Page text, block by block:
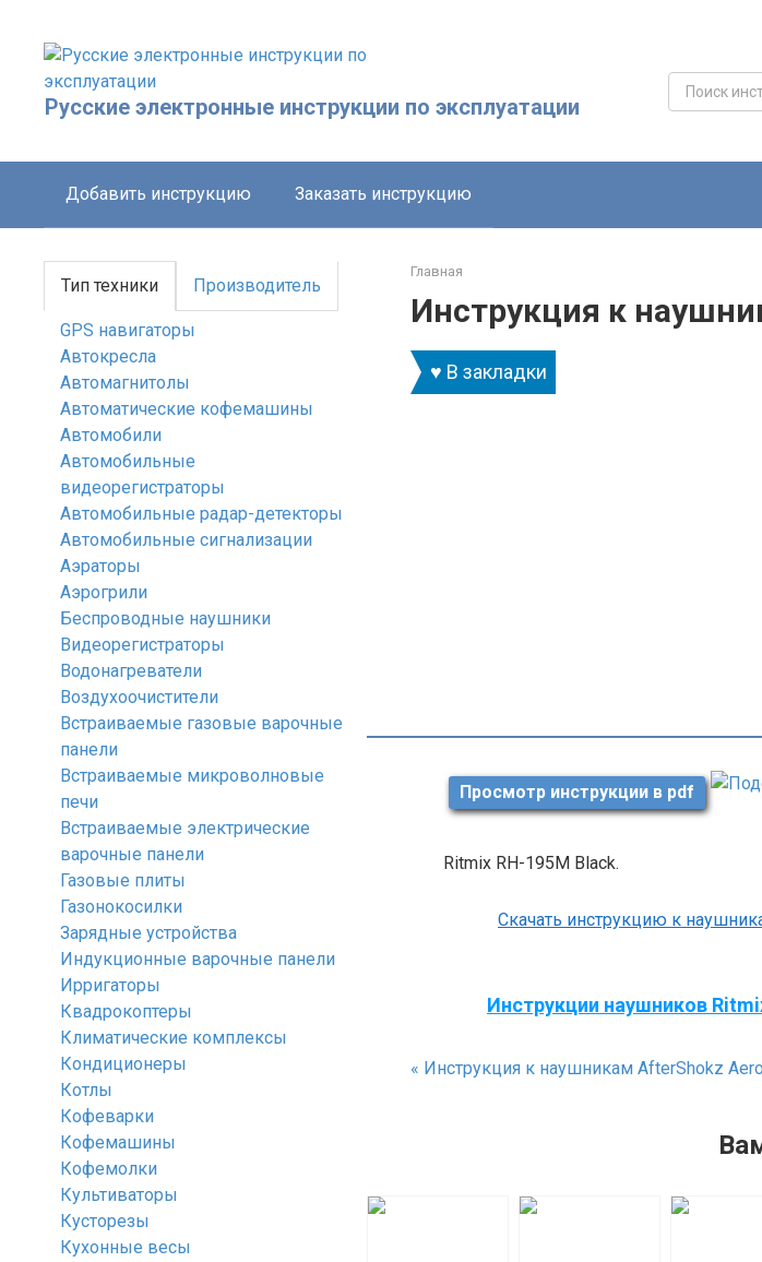
контенту
Русские электронные инструкции по эксплуатации
Поиск:
Добавить инструкцию Заказать инструкцию
Главная
Инструкция к
♥ В закладки
Просмотр инструкции в pdf
Ritmix RH-195M Black.
Скачать инструкцию к
Инструкции наушников
« Инструкция к наушникам AfterShokz
Тип техники Производитель
GPS навигаторы
Автокресла
Автомагнитолы
Автоматические кофемашины
Автомобили
Автомобильные
видеорегистраторы
Автомобильные радар-детекторы
Автомобильные сигнализации
Аэраторы
Аэрогрили
Беспроводные наушники
Видеорегистраторы
Водонагреватели
Воздухоочистители
Встраиваемые газовые варочные
панели
Встраиваемые микроволновые
печи
Встраиваемые электрические
варочные панели
Газовые плиты
Газонокосилки
Зарядные устройства
Индукционные варочные панели
Ирригаторы
Квадрокоптеры
Климатические комплексы
Кондиционеры
Котлы
Кофеварки
Кофемашины
Кофемолки
Культиваторы
Кусторезы
Кухонные весы